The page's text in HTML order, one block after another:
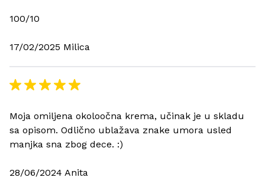
100/10
17/02/2025 Milica
Moja omiljena okoloočna krema, učinak je u skladu
sa opisom. Odlično ublažava znake umora usled
manjka sna zbog dece. :)
28/06/2024 Anita